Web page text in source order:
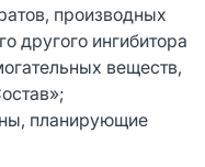
производных
другого ингибитора
веществ,
планирующие